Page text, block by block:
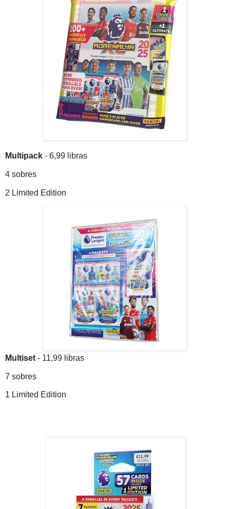
Multipack - 6,99 libras
4 sobres
2 Limited Edition
Multiset - 11,99 libras
7 sobres
1 Limited Edition